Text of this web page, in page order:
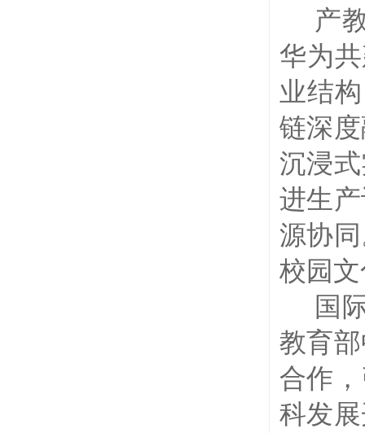
产
华为
业结
链深
沉浸
进生
源协
校园
国
教育
合作
科发